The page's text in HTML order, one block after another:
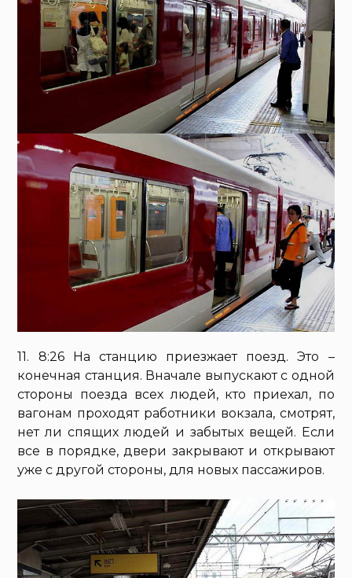
11. 8:26 На станцию приезжает поезд. Это –
конечная станция. Вначале выпускают с одной
стороны поезда всех людей, кто приехал, по
вагонам проходят работники вокзала, смотрят,
нет ли спящих людей и забытых вещей. Если
все в порядке, двери закрывают и открывают
уже с другой стороны, для новых пассажиров.